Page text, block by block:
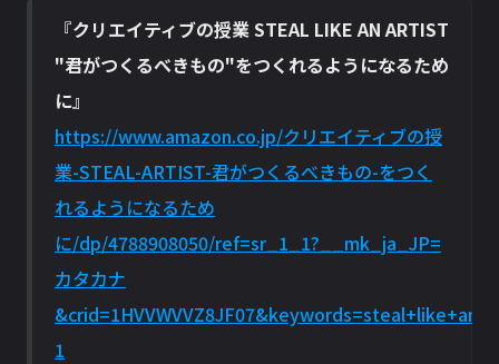
『クリエイティブの授業 STEAL LIKE AN ARTIST
"君がつくるべきもの"をつくれるようになるため
に』
https://www.amazon.co.jp/クリエイティブの授
業-STEAL-ARTIST-君がつくるべきもの-をつく
れるようになるため
に/dp/4788908050/ref=sr_1_1?__mk_ja_JP=
カタカナ
1